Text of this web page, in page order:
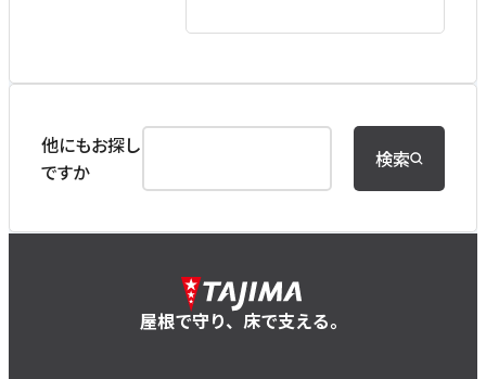
他にもお探し
ですか
検索
屋根で守り、床で支える。